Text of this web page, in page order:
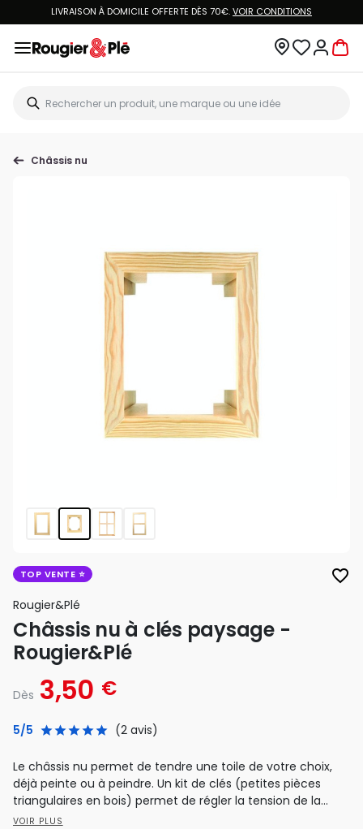
LIVRAISON À DOMICILE OFFERTE DÈS 70€.VOIR CONDITIONS
Châssis nu
TOP VENTE favorite_border
Rougier&plé
Châssis nu à clés paysage -
Rougier&Plé
Dès 3,50 €
5/5 (2 avis)
Le châssis nu permet de tendre une toile de votre choix,
déjà peinte ou à peindre. Un kit de clés (petites pièces
triangulaires en bois) permet de régler la tension de la
toile...
VOIR PLUS